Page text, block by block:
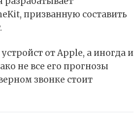
, призванную составить
.
от Apple, а иногда и
не все его прогнозы
звонке стоит